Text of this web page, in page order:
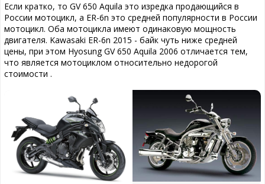
Если кратко, то GV 650 Aquila это изредка продающийся в
России мотоцикл, а ER-6n это средней популярности в России
мотоцикл. Оба мотоцикла имеют одинаковую мощность
двигателя. Kawasaki ER-6n 2015 - байк чуть ниже средней
цены, при этом Hyosung GV 650 Aquila 2006 отличается тем,
что является мотоциклом относительно недорогой
стоимости .